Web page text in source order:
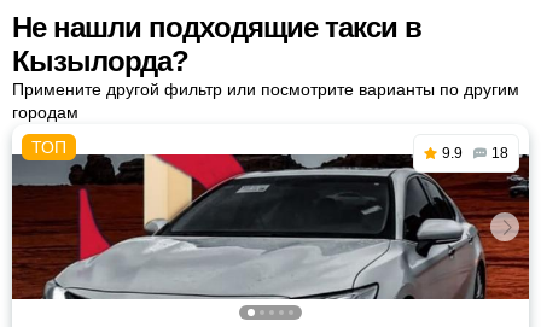
Не нашли подходящие такси в
Кызылорда?
Примените другой фильтр или посмотрите варианты по другим
городам
9.9 18